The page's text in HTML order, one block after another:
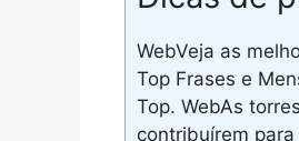
WebVeja as
Top Frases e
Top. WebAs
contribuírem